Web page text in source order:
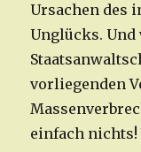
Ursachen des
Unglücks. Und
vorliegenden
einfach nichts!